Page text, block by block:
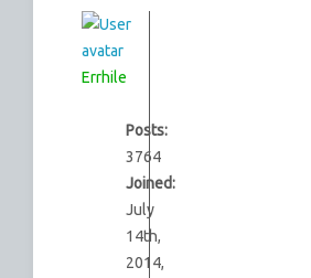
Errhile
Posts:
3764
Joined:
July
14th,
2014,